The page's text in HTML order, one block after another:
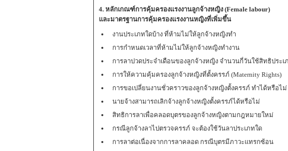
4. หลักเกณฑ์การคุ้มครองแรงงานลูกจ้างหญิง (Female labour)
และมาตรฐานการคุ้มครองแรงงานหญิงที่เพิ่มขึ้น
งานประเภทใดบ้าง ที่ห้ามไม่ให้ลูกจ้างหญิงทำ
การกำหนดเวลาที่ห้ามไม่ให้ลูกจ้างหญิงทำงาน
การลาปวดประจำเดือนของลูกจ้างหญิง จำนวนกี่วันใช้สิทธิประเ
การให้ความคุ้มครองลูกจ้างหญิงที่ตั้งครรภ์ (Maternity Rights)
การขอเปลี่ยนงานชั่วคราวของลูกจ้างหญิงตั้งครรภ์ ทำได้หรือไม่
นายจ้างสามารถเลิกจ้างลูกจ้างหญิงตั้งครรภ์ได้หรือไม่
สิทธิการลาเพื่อคลอดบุตรของลูกจ้างหญิงตามกฎหมายใหม่
กรณีลูกจ้างลาไปตรวจครรภ์ จะต้องใช้วันลาประเภทใด
การลาต่อเนื่องจากการลาคลอด กรณีบุตรมีภาวะแทรกซ้อน